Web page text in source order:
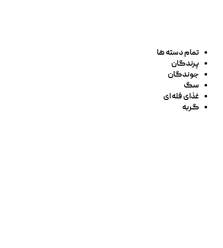
تمام دسته ها
پرندگان
جوندگان
سگ
غذای فله ای
گربه